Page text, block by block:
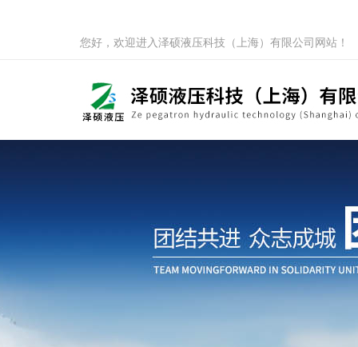
您好，欢迎进入泽硕液压科技（上海）有限公司网站！